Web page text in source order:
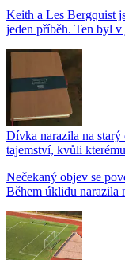
Keith a Les Bergquist
jeden příběh. Ten byl
Dívka narazila na
tajemství, kvůli
Nečekaný objev se
Během úklidu narazila